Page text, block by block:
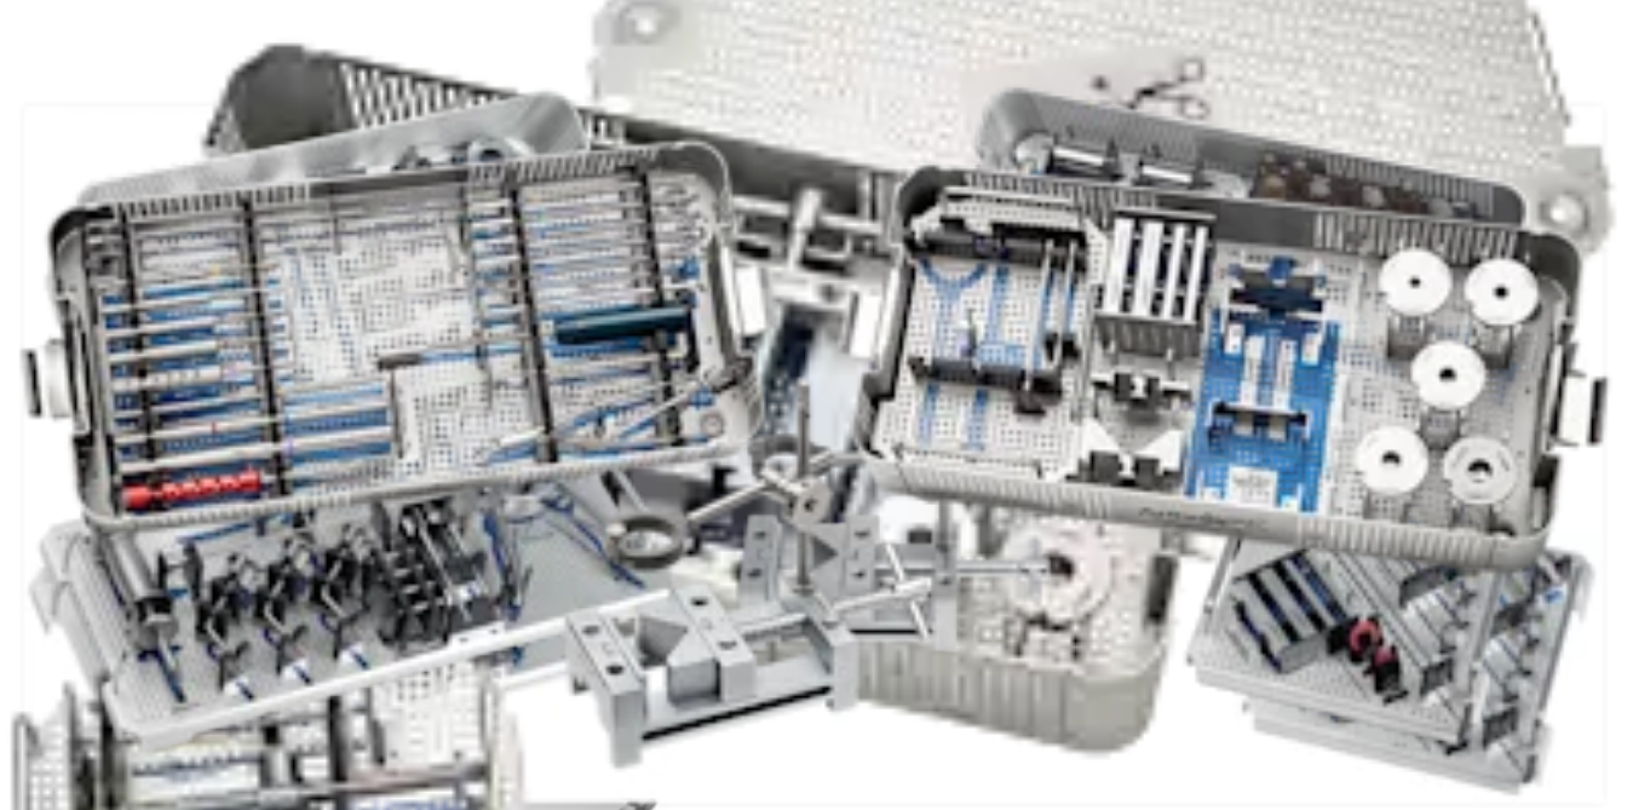
Set de aloinjerto OATS®, largo
Producto
Rodilla
Set de aloinjerto OATS®, largo